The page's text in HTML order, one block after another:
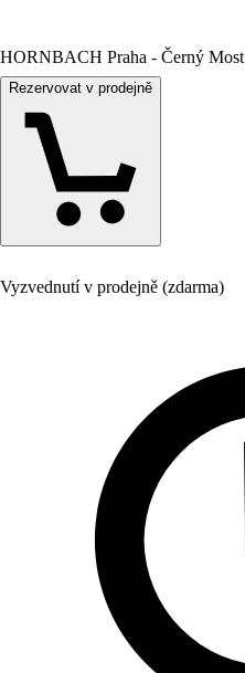
HORNBACH Praha - Černý Most
Rezervovat v prodejně
Vyzvednutí v prodejně (zdarma)